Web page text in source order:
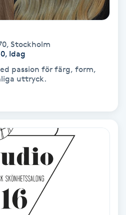
, Stockholm
Idag
passion för färg, form,
uttryck.